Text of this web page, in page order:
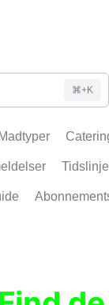
⌘+K
Madtyper
Tidslinje